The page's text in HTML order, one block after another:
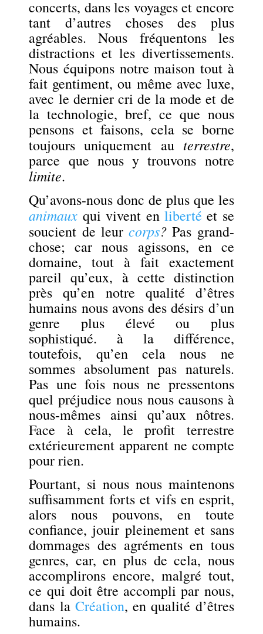
concerts, dans les voyages et encore
tant d’autres choses des plus
agréables. Nous fréquentons les
distractions et les divertissements.
Nous équipons notre maison tout à
fait gentiment, ou même avec luxe,
avec le dernier cri de la mode et de
la technologie, bref, ce que nous
pensons et faisons, cela se borne
toujours uniquement au terrestre,
parce que nous y trouvons notre
limite.
Qu’avons-nous donc de plus que les
animaux qui vivent en liberté et se
soucient de leurcorps? Pas grand-
chose; car nous agissons, en ce
domaine, tout à fait exactement
pareil qu’eux, à cette distinction
près qu’en notre qualité d’êtres
humains nous avons des désirs d’un
genre plus élevé ou plus
sophistiqué. à la différence,
toutefois, qu’en cela nous ne
sommes absolument pas naturels.
Pas une fois nous ne pressentons
quel préjudice nous nous causons à
nous-mêmes ainsi qu’aux nôtres.
Face à cela, le profit terrestre
extérieurement apparent ne compte
pour rien.
Pourtant, si nous nous maintenons
suffisamment forts et vifs en esprit,
alors nous pouvons, en toute
confiance, jouir pleinement et sans
dommages des agréments en tous
genres, car, en plus de cela, nous
accomplirons encore, malgré tout,
ce qui doit être accompli par nous,
dans la Création, en qualité d’êtres
humains.